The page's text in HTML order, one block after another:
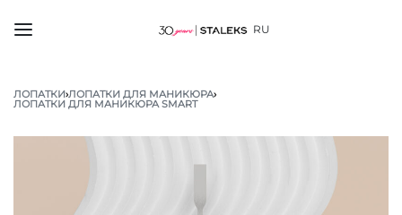
RU
ЛОПАТКИ›ЛОПАТКИ ДЛЯ МАНИКЮРА›
ЛОПАТКИ ДЛЯ МАНИКЮРА SMART